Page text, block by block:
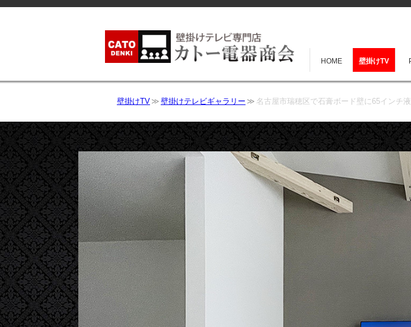
HOME 壁掛けTV
壁掛けTV 壁掛けテレビギャラリー 名古屋市瑞穂区で石膏ボード壁に65インチ